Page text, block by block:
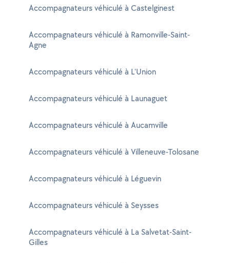
Accompagnateurs véhiculé à Castelginest
Accompagnateurs véhiculé à Ramonville-Saint-
Agne
Accompagnateurs véhiculé à L'Union
Accompagnateurs véhiculé à Launaguet
Accompagnateurs véhiculé à Aucamville
Accompagnateurs véhiculé à Villeneuve-Tolosane
Accompagnateurs véhiculé à Léguevin
Accompagnateurs véhiculé à Seysses
Accompagnateurs véhiculé à La Salvetat-Saint-
Gilles